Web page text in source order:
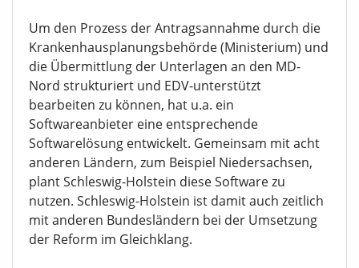
Um den Prozess der Antragsannahme durch die
Krankenhausplanungsbehörde (Ministerium) und
die Übermittlung der Unterlagen an den MD-
Nord strukturiert und EDV-unterstützt
bearbeiten zu können, hat u.a. ein
Softwareanbieter eine entsprechende
Softwarelösung entwickelt. Gemeinsam mit acht
anderen Ländern, zum Beispiel Niedersachsen,
plant Schleswig-Holstein diese Software zu
nutzen. Schleswig-Holstein ist damit auch zeitlich
mit anderen Bundesländern bei der Umsetzung
der Reform im Gleichklang.